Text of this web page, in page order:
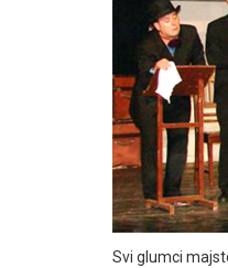
Svi glumci